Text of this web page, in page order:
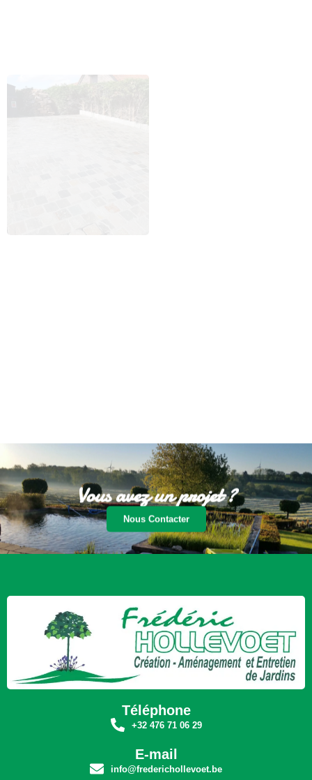
Vous avez un projet ?
Nous Contacter
Téléphone
+32 476 71 06 29
E-mail
info@frederichollevoet.be